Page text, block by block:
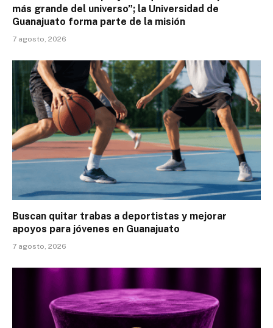
más grande del universo”; la Universidad de
Guanajuato forma parte de la misión
7 agosto, 2026
Buscan quitar trabas a deportistas y mejorar
apoyos para jóvenes en Guanajuato
7 agosto, 2026